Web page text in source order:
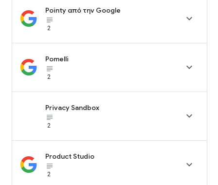
Pointy από την Google
subject_black
2

Pomelli
subject_black
2

Privacy Sandbox
subject_black
2

Product Studio
subject_black
2
